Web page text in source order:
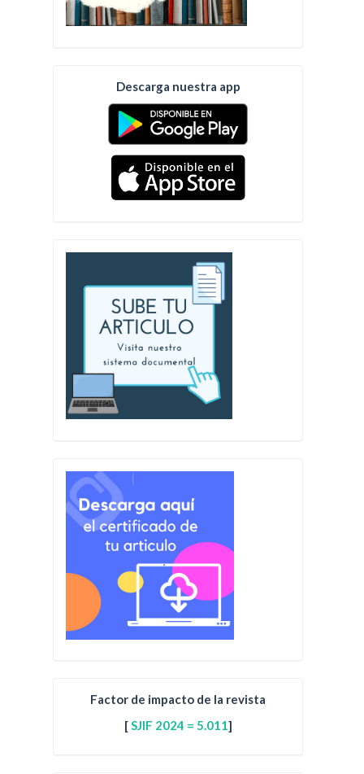
Descarga nuestra app
Factor de impacto de la revista
[SJIF 2024 = 5.011]